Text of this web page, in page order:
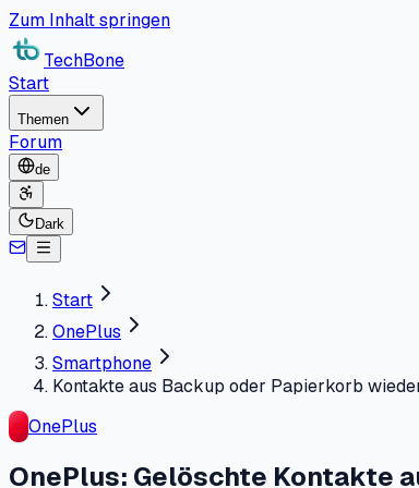
Zum Inhalt springen
TechBone
Start
Themen
Forum
de
Dark
Start
OnePlus
Smartphone
Kontakte aus Backup oder Papierkorb
OnePlus
OnePlus: Gelöschte Kontakte